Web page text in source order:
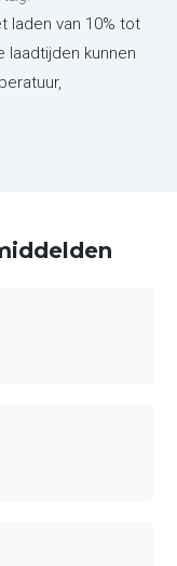
laden van 10% tot
laadtijden kunnen